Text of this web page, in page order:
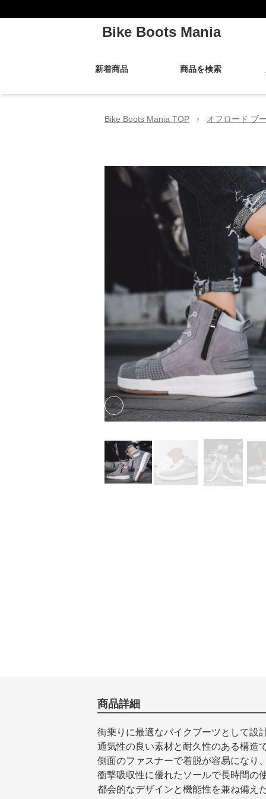
Bike Boots Mania
新着商品 商品を検索
Bike Boots Mania TOP › オフロード ブ
Previous slide
商品詳細
街乗りに最適なバイクブーツとして設
通気性の良い素材と耐久性のある構造
側面のファスナーで着脱が容易になり
衝撃吸収性に優れたソールで長時間の
都会的なデザインと機能性を兼ね備え